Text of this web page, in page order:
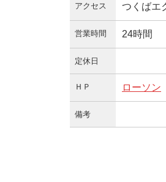
アクセス つくばエ
営業時間 24時間
定休日
ＨＰ ローソン
備考